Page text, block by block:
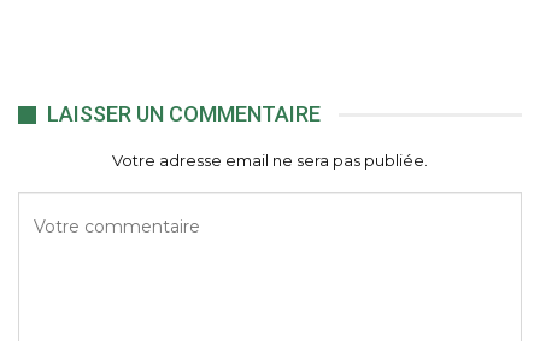
LAISSER UN COMMENTAIRE
Votre adresse email ne sera pas publiée.